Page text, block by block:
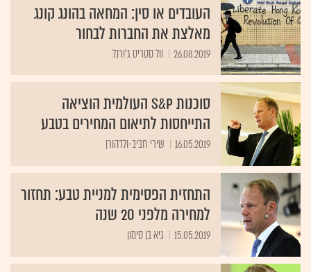
העובדים או סין: המחאה בהונג קונג
מאלצת את החברות לבחור
26.08.2019 וול סטריט ג'ורנל
סוכנות S&P העולמית הוציאה
התייחסות לתיאום המחירים בטבע
16.05.2019 שירי חביב-ולדהורן
התחזית הפסימית למניית טבע: תחזור
למחירה מלפני 20 שנה
15.05.2019 גיא בן סימון